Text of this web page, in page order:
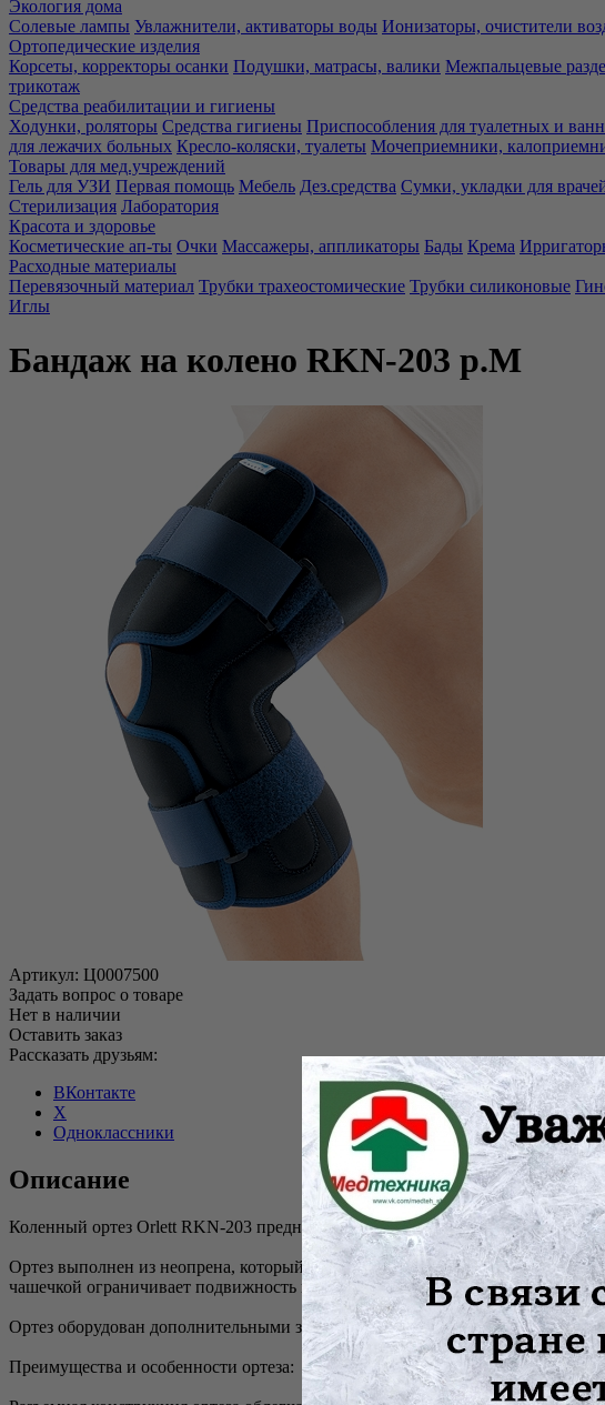
Экология дома
Солевые лампы Увлажнители, активаторы воды Ионизаторы, очистители
Ортопедические изделия
Корсеты, корректоры осанки Подушки, матрасы, валики Межпальцевые
трикотаж
Средства реабилитации и гигиены
Ходунки, роляторы Средства гигиены Приспособления для туалетных и
для лежачих больных Кресло-коляски, туалеты Мочеприемники,
Товары для мед.учреждений
Гель для УЗИ Первая помощь Мебель Дез.средства Сумки, укладки для
Стерилизация Лаборатория
Красота и здоровье
Косметические ап-ты Очки Массажеры, аппликаторы Бады Крема
Расходные материалы
Перевязочный материал Трубки трахеостомические Трубки силиконовые
Иглы
Бандаж на колено RKN-203 р.М
Артикул: Ц0007500
Задать вопрос о товаре
Нет в наличии
Оставить заказ
Рассказать друзьям:
ВКонтакте
X
Одноклассники
Описание
Коленный ортез Orlett RKN-203 предназначен для реабилитации и лечения
Ортез выполнен из неопрена, который имеет выраженный согревающий
чашечкой ограничивает подвижность и защищает коленную чашечку.
Ортез оборудован дополнительными застежками «Велкро», позволяющими
Преимущества и особенности ортеза: